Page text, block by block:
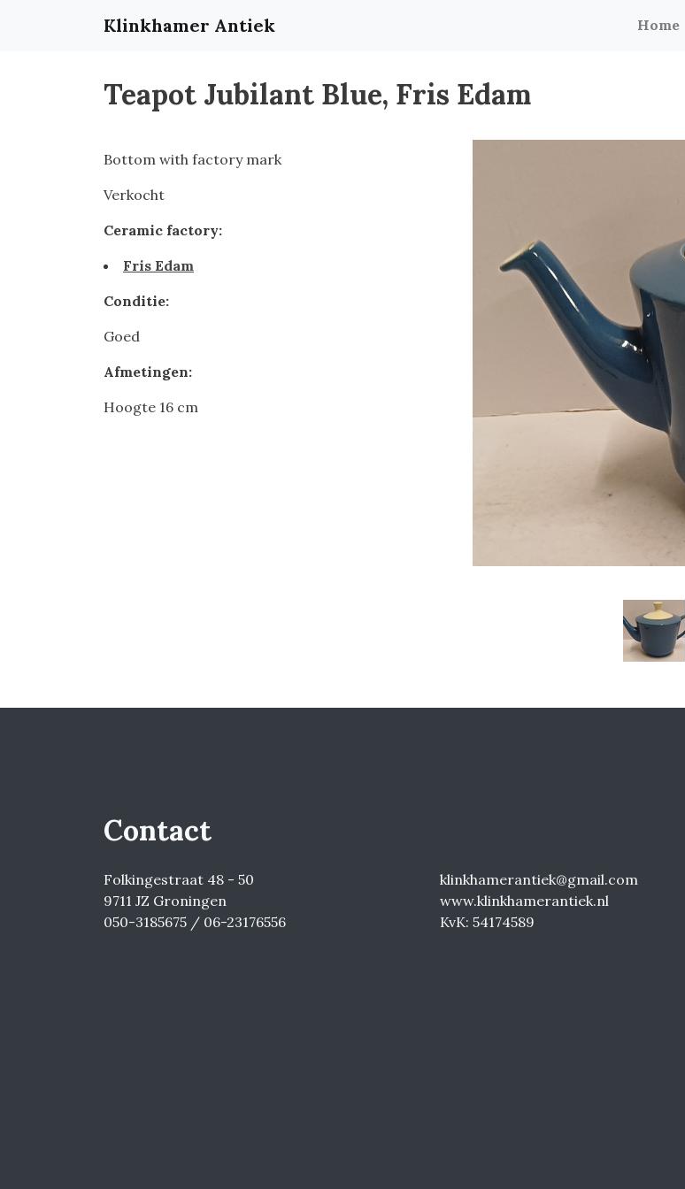
Klinkhamer Antiek Home
Teapot Jubilant Blue, Fris Edam
Bottom with factory mark
Verkocht
Ceramic factory:
Fris Edam
Conditie:
Goed
Afmetingen:
Hoogte 16 cm
Contact
Folkingestraat 48 - 50
9711 JZ Groningen
050-3185675 / 06-23176556
klinkhamerantiek@gmail.com
www.klinkhamerantiek.nl
KvK: 54174589